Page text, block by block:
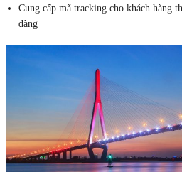
Cung cấp mã tracking cho khách hàng
dàng